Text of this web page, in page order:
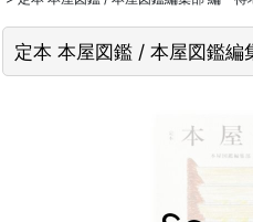
定本 本屋図鑑 / 本屋図鑑